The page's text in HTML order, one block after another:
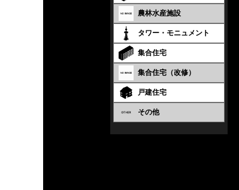
農林水産施設
タワー・モニュメント
集合住宅
集合住宅（改修）
戸建住宅
その他